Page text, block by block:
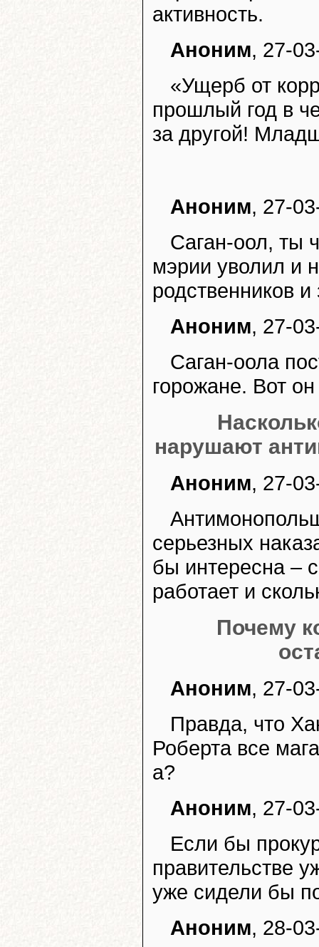
активность.
Аноним, 27-
«Ущерб от
прошлый год в
за другой!
Аноним, 27-
Саган-оол, ты
мэрии уволил и
родственников
Аноним, 27-
Саган-оола
горожане. Вот
нарушают
Аноним, 27-
серьезных
бы интересна –
работает и
Почему
Аноним, 27-
Правда, что
Роберта все
а?
Аноним, 27-
Если бы
правительстве
уже сидели бы
Аноним, 28-